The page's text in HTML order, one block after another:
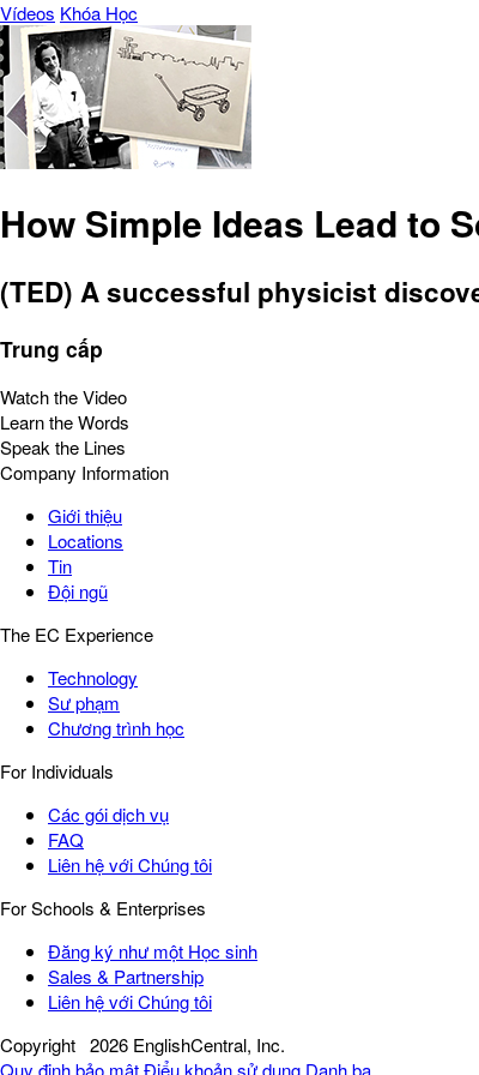
Vídeos Khóa Học
How Simple Ideas Lead to
(TED) A successful physicist
Trung cấp
Watch the Video
Learn the Words
Speak the Lines
Company Information
Giới thiệu
Locations
Tin
Đội ngũ
The EC Experience
Technology
Sư phạm
Chương trình học
For Individuals
Các gói dịch vụ
FAQ
Liên hệ với Chúng tôi
For Schools & Enterprises
Đăng ký như một Học sinh
Sales & Partnership
Liên hệ với Chúng tôi
Copyright 2026 EnglishCentral, Inc.